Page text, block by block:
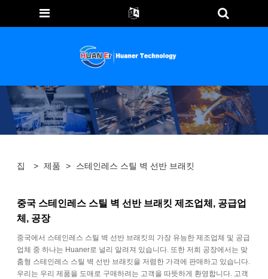
집 > 제품 > 스테인레스 스틸 벽 선반 브래킷
중국 스테인레스 스틸 벽 선반 브래킷 제조업체, 공급업
체, 공장
중국에서 스테인레스 스틸 벽 선반 브래킷의 가장 유능한 제조업체 및 공급
업체 중 하나는 Huaner로 널리 알려져 있습니다. 또한 저희 공장에서는 맞
춤형 스테인레스 스틸 벽 선반 브래킷을 저렴한 가격에 판매하고 있습니다.
우리는 우리 제품을 도매로 구매하려는 고객을 따뜻하게 환영합니다. 고객